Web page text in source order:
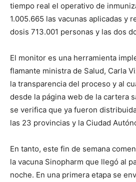
tiempo real el operativo de
1.005.665 las vacunas aplicadas y
dosis 713.001 personas y las dos
El monitor es una herramienta
flamante ministra de Salud, Carla
la transparencia del proceso y al
desde la página web de la cartera
se verifica que ya fueron
las 23 provincias y la Ciudad
En tanto, este fin de semana
la vacuna Sinopharm que llegó al
noche. En una primera etapa se